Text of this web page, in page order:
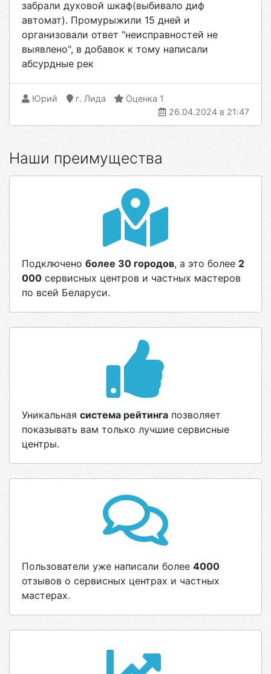
забрали духовой шкаф(выбивало диф
автомат). Промурыжили 15 дней и
организовали ответ "неисправностей не
выявлено", в добавок к тому написали
абсурдные рек
Юрий г. Лида
Оценка 1
26.04.2024 в 21:47
Наши преимущества
Подключено более 30 городов, а это более 2
000 сервисных центров и частных мастеров
по всей Беларуси.
Уникальная система рейтинга позволяет
показывать вам только лучшие сервисные
центры.
Пользователи уже написали более 4000
отзывов о сервисных центрах и частных
мастерах.